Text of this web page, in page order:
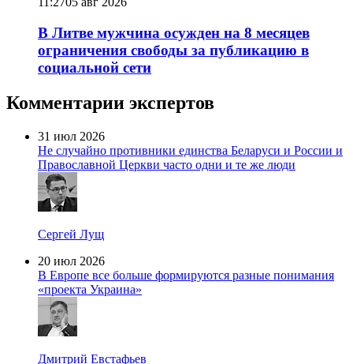
В Литве мужчина осужден на 8 месяцев
ограничения свободы за публикацию в
социальной сети
Комментарии экспертов
31 июл 2026
Не случайно противники единства Беларуси и России и
Православной Церкви часто одни и те же люди
Сергей Лущ
20 июл 2026
В Европе все больше формируются разные понимания
«проекта Украина»
Дмитрий Евстафьев